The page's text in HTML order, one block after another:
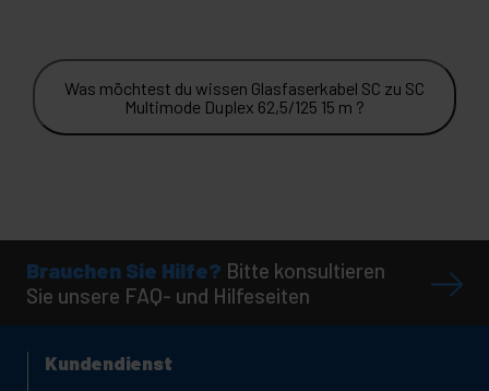
Was möchtest du wissen Glasfaserkabel SC zu SC
Multimode Duplex 62,5/125 15 m ?
Brauchen Sie Hilfe? Bitte konsultieren
Sie unsere FAQ- und Hilfeseiten
Kundendienst